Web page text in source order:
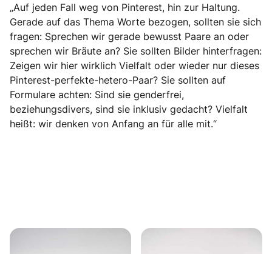
„Auf jeden Fall weg von Pinterest, hin zur Haltung.
Gerade auf das Thema Worte bezogen, sollten sie sich
fragen: Sprechen wir gerade bewusst Paare an oder
sprechen wir Bräute an? Sie sollten Bilder hinterfragen:
Zeigen wir hier wirklich Vielfalt oder wieder nur dieses
Pinterest-perfekte-hetero-Paar? Sie sollten auf
Formulare achten: Sind sie genderfrei,
beziehungsdivers, sind sie inklusiv gedacht? Vielfalt
heißt: wir denken von Anfang an für alle mit.“